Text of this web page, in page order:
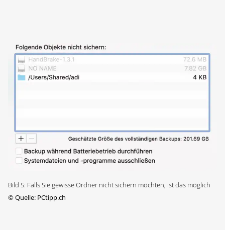
Bild 5: Falls Sie gewisse Ordner nicht sichern möchten, ist das möglich
©Quelle: PCtipp.ch